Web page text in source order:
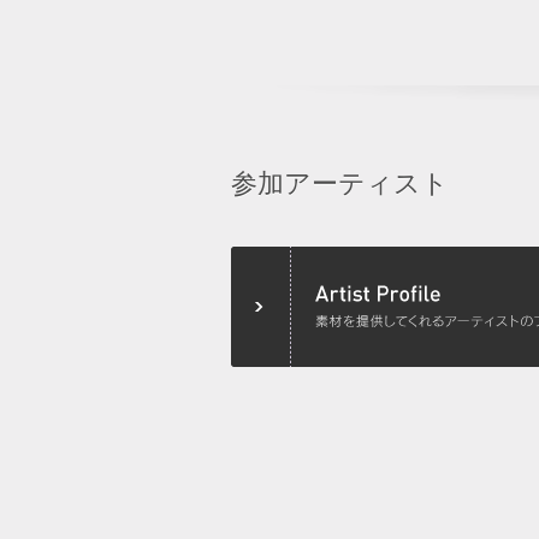
参加アーティスト